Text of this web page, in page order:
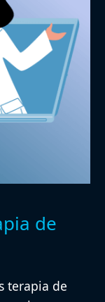
de
terapia de